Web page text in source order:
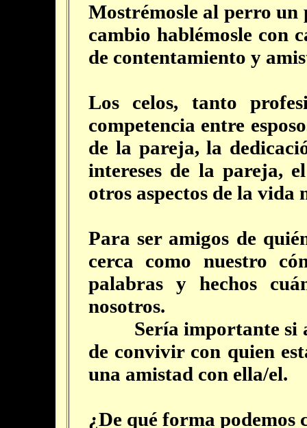
Mostrémosle al perro un
cambio hablémosle con
de contentamiento y
Los celos, tanto
competencia entre
de la pareja, la
intereses de la pareja,
otros aspectos de la
Para ser amigos de
cerca como nuestro
palabras y hechos
nosotros.
Sería importante si a
de convivir con quien
una amistad con ella/el.
¿De qué forma podemos